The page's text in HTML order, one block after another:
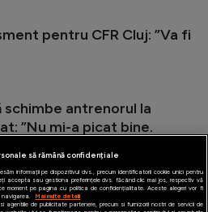
pentru CFR Cluj: ”Va fi
schimbe antrenorul la
”Nu mi-a picat bine.
să rămână confidențiale
informații pe dispozitivul dvs., precum identificatorii cookie unici pentru
accepta sau gestiona preferințele dvs. făcând clic mai jos, respectiv vă
moment pe pagina cu politica de confidențialitate. Aceste alegeri vor fi
Mai multe detalii
agentiile de publicitate partenere, precum si furnizorii nostri de servicii de